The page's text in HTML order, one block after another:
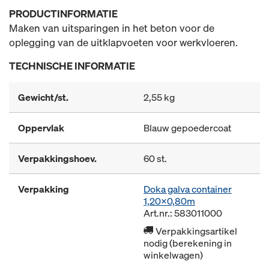
PRODUCTINFORMATIE
Maken van uitsparingen in het beton voor de
oplegging van de uitklapvoeten voor werkvloeren.
TECHNISCHE INFORMATIE
Gewicht/st. 2,55 kg
Oppervlak Blauw gepoedercoat
Verpakkingshoev. 60 st.
Verpakking
Doka galva container
1,20x0,80m
Art.nr.: 583011000
Verpakkingsartikel
nodig (berekening in
winkelwagen)